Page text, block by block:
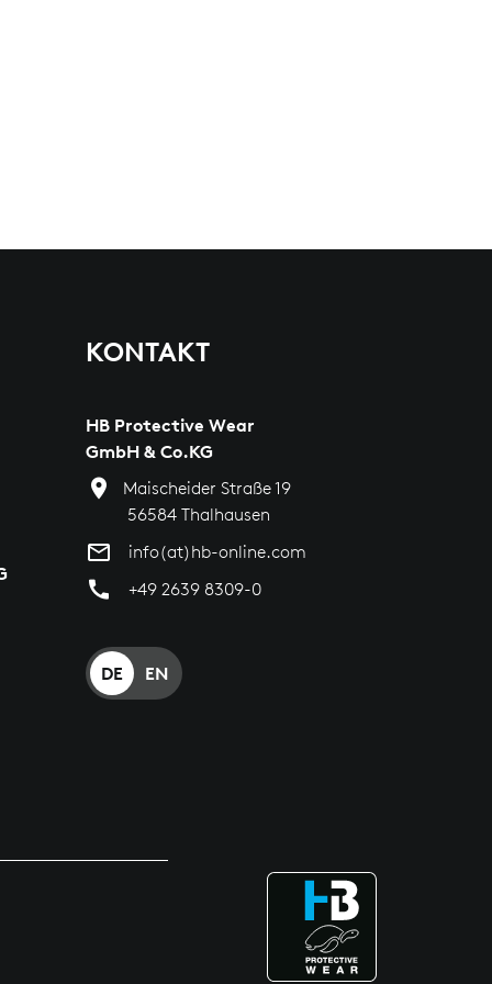
KONTAKT
HB Protective Wear
GmbH & Co.KG
Maischeider Straße 19
56584 Thalhausen
info(at)hb-online.com
+49 2639 8309-0
EN
DE